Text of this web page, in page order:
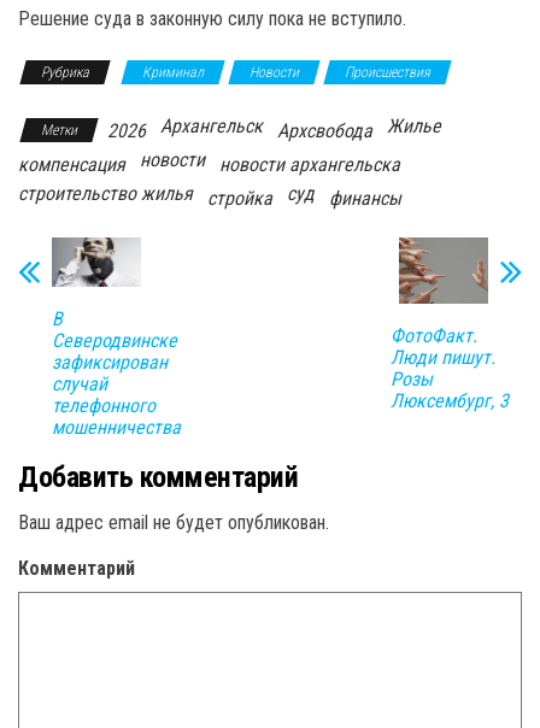
Решение суда в законную силу пока не вступило.
Рубрика Криминал Новости Происшествия
Метки 2026 Архангельск Архсвобода
Жилье
компенсация
новости
новости архангельска
строительство жилья
стройка суд финансы
В
Северодвинске
зафиксирован
случай
телефонного
мошенничества
ФотоФакт.
Люди пишут.
Розы
Люксембург, 3
Добавить комментарий
Ваш адрес email не будет опубликован.
Комментарий